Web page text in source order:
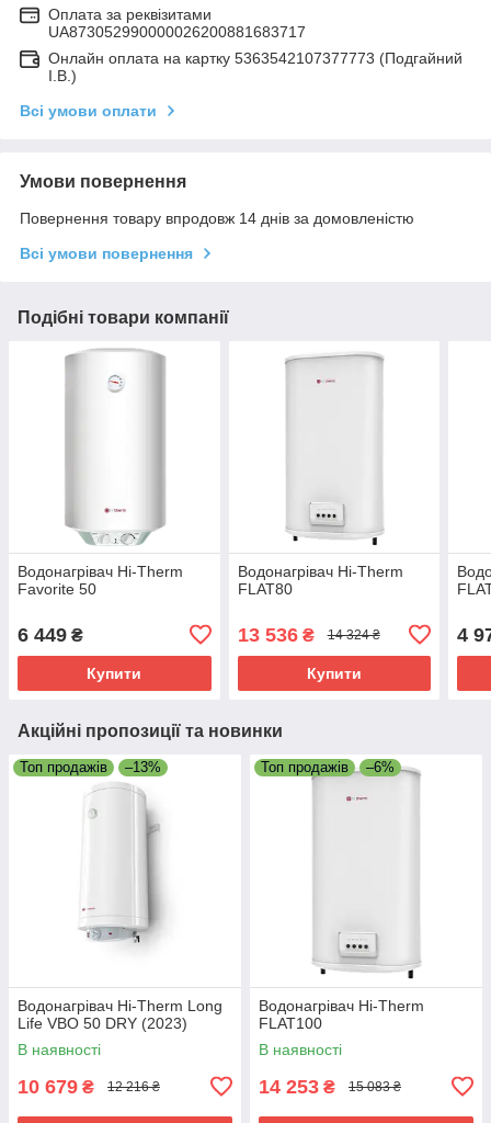
Оплата за реквізитами
UA873052990000026200881683717
Онлайн оплата на картку 5363542107377773 (Подгайний
І.В.)
Всі умови оплати
Умови повернення
Повернення товару впродовж 14 днів за домовленістю
Всі умови повернення
Подібні товари компанії
Водонагрівач Hi-Therm
Favorite 50
6 449 ₴
Купити
Водонагрівач Hi-Therm
FLAT80
13 536₴ 14 324 ₴
Купити
4
Акційні пропозиції та новинки
Топ продажів –13%
Водонагрівач Hi-Therm Long
Life VBO 50 DRY (2023)
В наявності
10 679 ₴ 12 216 ₴
Топ продажів –6%
Водонагрівач Hi-Therm
FLAT100
В наявності
14 253 ₴ 15 083 ₴